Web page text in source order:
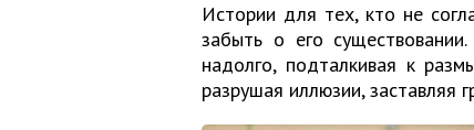
Истории для тех, кто не
забыть о его
надолго, подталкивая к
разрушая иллюзии, заставляя